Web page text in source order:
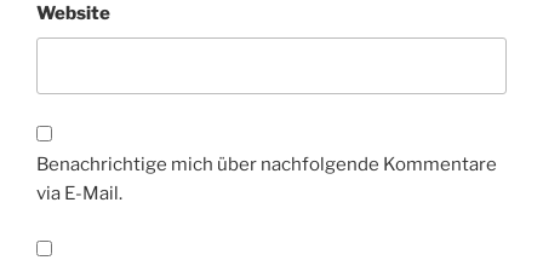
Website
Benachrichtige mich über nachfolgende Kommentare
via E-Mail.